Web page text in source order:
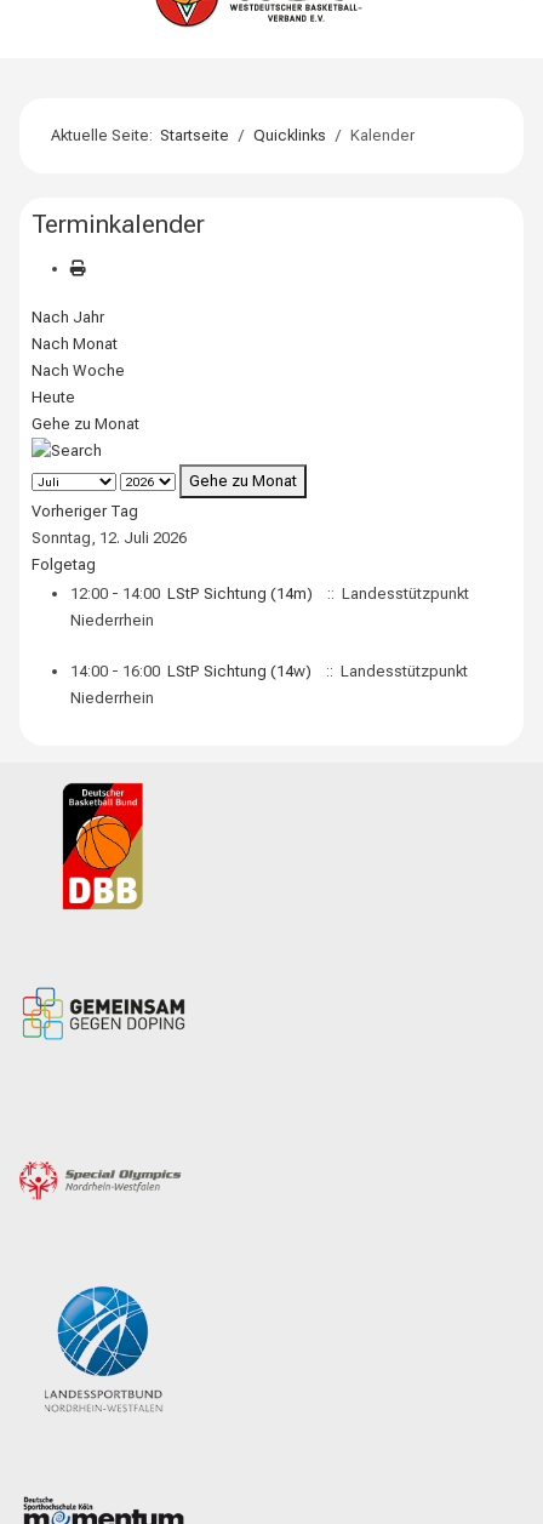
Aktuelle Seite:Startseite Quicklinks Kalender
Terminkalender
Nach Jahr
Nach Monat
Nach Woche
Heute
Gehe zu Monat
Gehe zu Monat
Vorheriger Tag
Sonntag, 12. Juli 2026
Folgetag
12:00 - 14:00LStP Sichtung (14m)
:: Landesstützpunkt
Niederrhein
14:00 - 16:00LStP Sichtung (14w)
:: Landesstützpunkt
Niederrhein